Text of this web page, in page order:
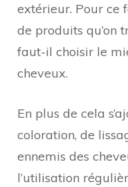
extérieur. Pour ce
de produits qu’on
faut-il choisir le
cheveux.
En plus de cela
coloration, de
ennemis des
l’utilisation